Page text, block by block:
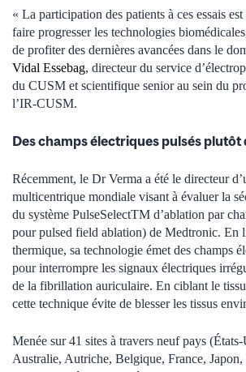
« La participation des patients à ces essais
faire progresser les technologies
de profiter des dernières avancées dans le
Vidal Essebag, directeur du service
du CUSM et scientifique senior au sein du
l’IR-CUSM.
Des champs électriques pulsés plutôt
Récemment, le Dr Verma a été le directeur
multicentrique mondiale visant à évaluer la
du système PulseSelectTM d’ablation par
pour pulsed field ablation) de Medtronic. En
thermique, sa technologie émet des champs
pour interrompre les signaux électriques
de la fibrillation auriculaire. En ciblant le
cette technique évite de blesser les tissus
Menée sur 41 sites à travers neuf pays
Australie, Autriche, Belgique, France, Japon,